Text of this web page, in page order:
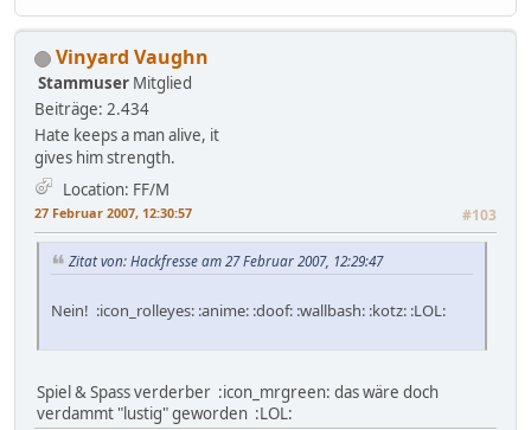
Vinyard Vaughn
Stammuser Mitglied
Beiträge: 2.434
Hate keeps a man alive, it
gives him strength.
Location: FF/M
27 Februar 2007, 12:30:57 #103
Zitat von: Hackfresse am 27 Februar 2007, 12:29:47
Nein! :icon_rolleyes: :anime: :doof: :wallbash: :kotz: :LOL:
Spiel & Spass verderber :icon_mrgreen: das wäre doch
verdammt "lustig" geworden :LOL: